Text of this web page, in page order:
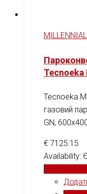
Tecnoeka
Tecnoeka
газовий
GN,
€ 7125.15
Availability: